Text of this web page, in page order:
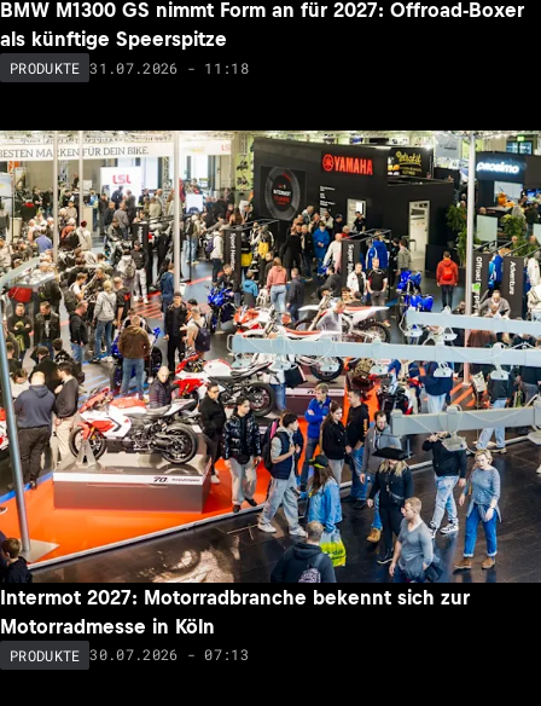
BMW M1300 GS nimmt Form an für 2027: Offroad-Boxer
als künftige Speerspitze
PRODUKTE 31.07.2026 - 11:18
Intermot 2027: Motorradbranche bekennt sich zur
Motorradmesse in Köln
PRODUKTE 30.07.2026 - 07:13